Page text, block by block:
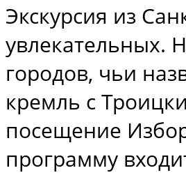
Экскурсия из
увлекательных.
городов, чьи
кремль с
посещение
программу